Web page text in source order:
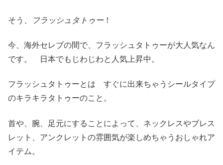
そう、 フラッシュタトゥー！
今、海外セレブの間で、フラッシュタトゥーが大人気なん
です。 日本でもじわじわと人気上昇中。
フラッシュタトゥーとは すぐに出来ちゃうシールタイプ
のキラキラタトゥーのこと。
首や、腕、足元にすることによって、ネックレスやブレス
レット、アンクレットの雰囲気が楽しめちゃうおしゃれア
イテム。